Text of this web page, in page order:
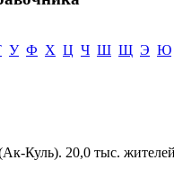
У Ф Х Ц Ч Ш Щ Э Ю
Куль). 20,0 тыс.